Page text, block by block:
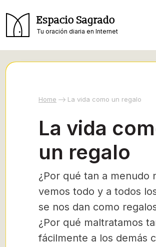
Espacio Sagrado
Tu oración diaria en Internet
Home La vida como un regalo
La vida
un regalo
¿Por qué tan a menudo
vemos todo y a todos
se nos dan como
¿Por qué maltratamos
fácilmente a los demás